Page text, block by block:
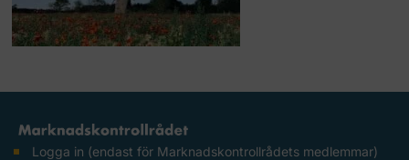
Logga in (endast för Marknadskontrollrådets medlemmar)